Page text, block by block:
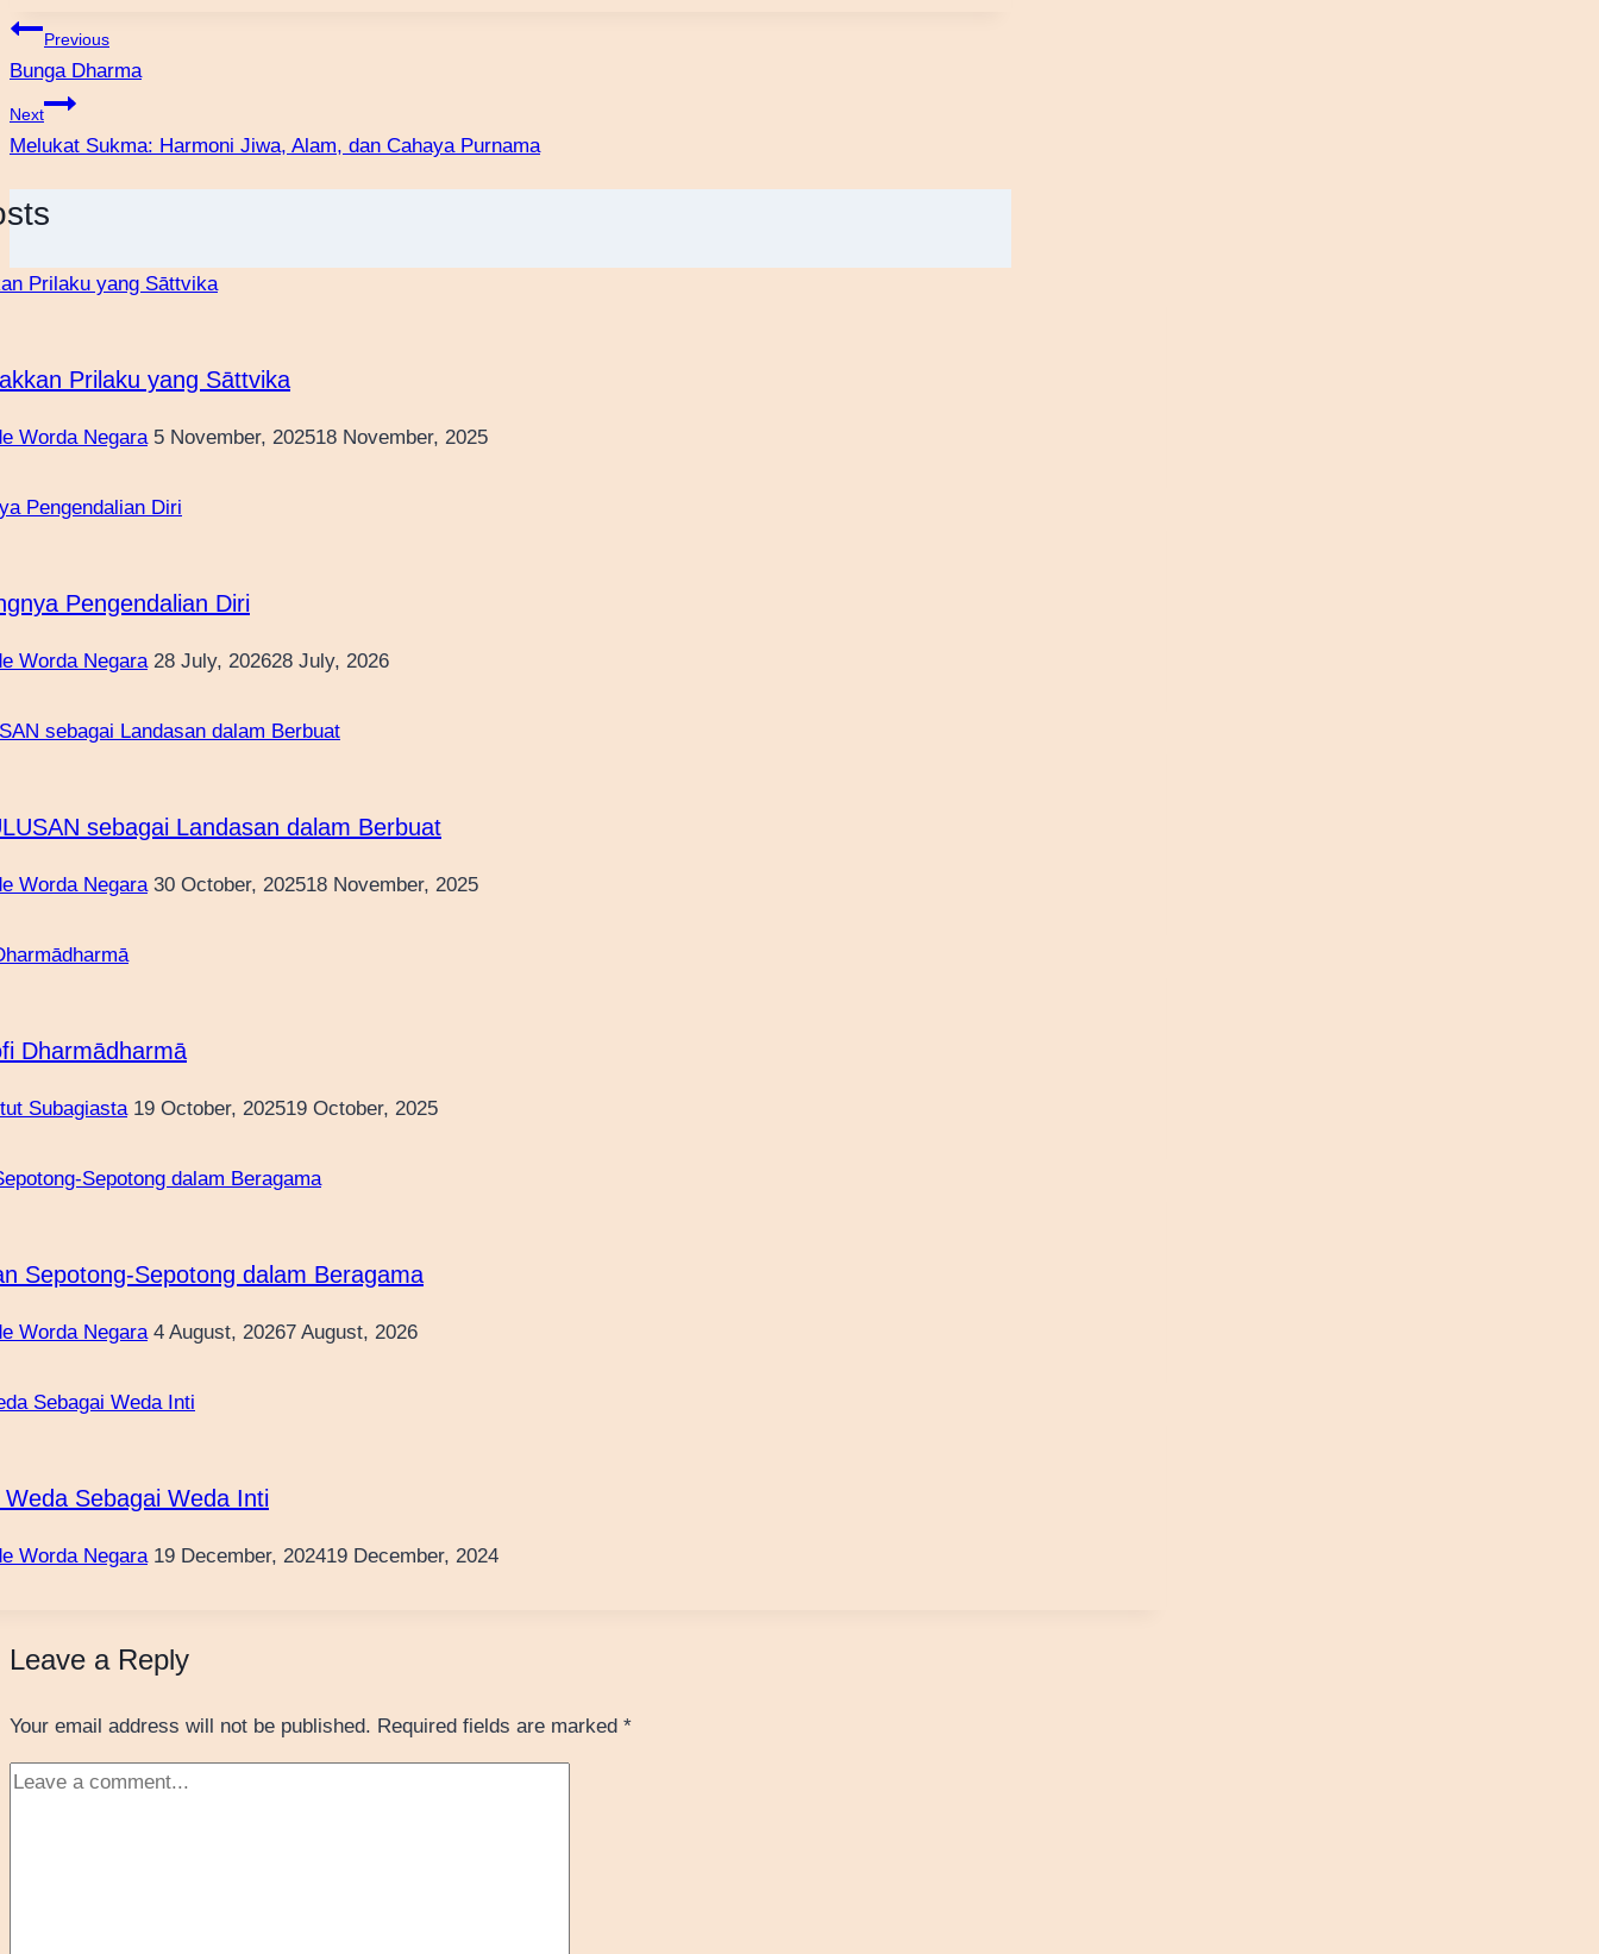
Post
navigation
Previous
Bunga Dharma
Next
Melukat Sukma: Harmoni Jiwa, Alam, dan Cahaya Purnama
Prilaku yang Sāttvika
Worda Negara 5 November, 202518 November, 2025
Pengendalian Diri
Worda Negara 28 July, 202628 July, 2026
sebagai Landasan dalam Berbuat
Worda Negara 30 October, 202518 November, 2025
Dharmādharmā
Subagiasta 19 October, 202519 October, 2025
Sepotong-Sepotong dalam Beragama
Worda Negara 4 August, 20267 August, 2026
Sebagai Weda Inti
Worda Negara 19 December, 202419 December, 2024
Leave a Reply
Your email address will not be published. Required fields are marked *